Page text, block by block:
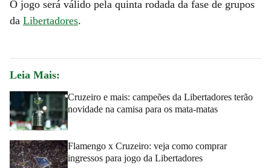
O jogo será válido pela quinta rodada da fase de grupos
da Libertadores.
Leia Mais:
Cruzeiro e mais: campeões da Libertadores terão
novidade na camisa para os mata-matas
Flamengo x Cruzeiro: veja como comprar
ingressos para jogo da Libertadores